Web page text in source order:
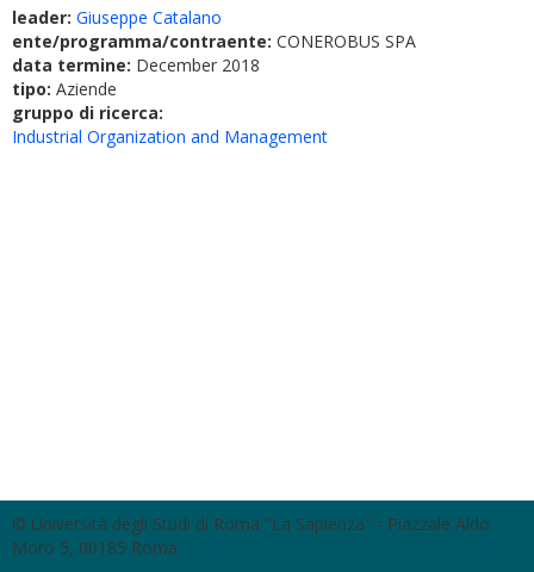
leader: Giuseppe Catalano
ente/programma/contraente: CONEROBUS SPA
data termine: December 2018
tipo: Aziende
gruppo di ricerca:
Industrial Organization and Management
© Università degli Studi di Roma "La Sapienza" - Piazzale Aldo
Moro 5, 00185 Roma